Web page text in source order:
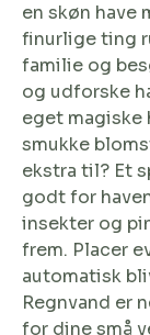
en skøn have
finurlige ting
familie og
og udforske
eget
smukke
ekstra til? Et
godt for
insekter og
frem. Placer
automatisk
Regnvand er
for dine små